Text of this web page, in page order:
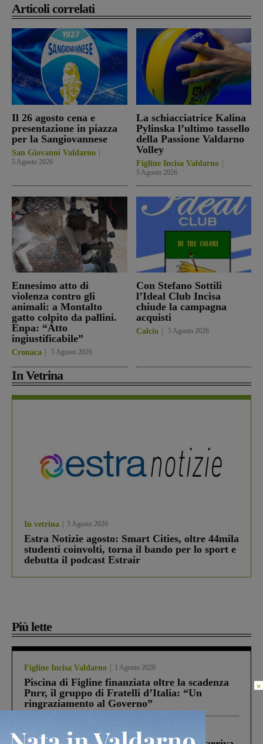
Articoli correlati
Il 26 agosto cena e
presentazione in piazza
per la Sangiovannese
San Giovanni Valdarno
5 Agosto 2026
La schiacciatrice Kalina
Pylinska l’ultimo tassello
della Passione Valdarno
Volley
Figline Incisa Valdarno
5 Agosto 2026
Ennesimo atto di
violenza contro gli
animali: a Montalto
gatto colpito da pallini.
Enpa: “Atto
ingiustificabile”
Cronaca 5 Agosto 2026
Con Stefano Sottili
l’Ideal Club Incisa
chiude la campagna
acquisti
Calcio 5 Agosto 2026
In Vetrina
In vetrina 3 Agosto 2026
Estra Notizie agosto: Smart Cities, oltre 44mila
studenti coinvolti, torna il bando per lo sport e
debutta il podcast Estrair
Più lette
Figline Incisa Valdarno 1 Agosto 2026
Piscina di Figline finanziata oltre la scadenza
Pnrr, il gruppo di Fratelli d’Italia: “Un
ringraziamento al Governo”
Reggello
×